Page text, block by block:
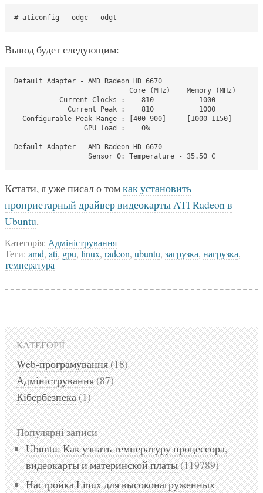
# aticonfig --odgc --odgt
Вывод будет следующим:
Default Adapter - AMD Radeon HD 6670
Default Adapter - AMD Radeon HD 6670
                  Sensor 0: Temperature - 35.50 C
Кстати, я уже писал о томкак установить
проприетарный драйвер видеокарты ATI Radeon в
Ubuntu.
Категорія: Адміністрування
Теги: amd,ati,gpu,linux,radeon, ubuntu, загрузка, нагрузка,
температура
КАТЕГОРІЇ
Web-програмування(18)
Адміністрування(87)
Кібербезпека(1)
Популярні записи
Ubuntu: Как узнать температуру процессора,
видеокарты и материнской платы(119789)
Настройка Linux для высоконагруженных